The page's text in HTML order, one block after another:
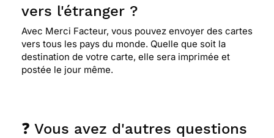
vers l'étranger ?
Avec Merci Facteur, vous pouvez envoyer des cartes
vers tous les pays du monde. Quelle que soit la
destination de votre carte, elle sera imprimée et
postée le jour même.
❓ Vous avez d'autres questions